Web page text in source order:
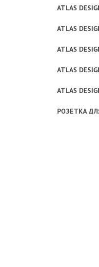
ATLAS
ATLAS
ATLAS
ATLAS
ATLAS
РОЗЕТКА